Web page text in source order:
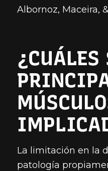
Albornoz, Maceira,
¿CUÁLES
La limitación en la
patología